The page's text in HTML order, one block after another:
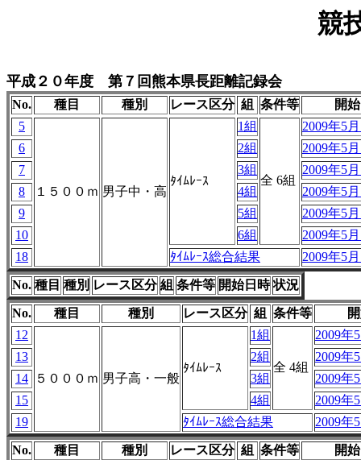
競
平成２０年度 第７回熊本県長距離記録会
No. 種目 種別 レース区分 組 条件等
開
5
１５００ｍ 男子中・高
ﾀｲﾑﾚｰｽ
1組
全 6組
2009年5
6
2組
2009年5
7
3組
2009年5
8
4組
2009年5
9
5組
2009年5
10
6組
2009年5
18
ﾀｲﾑﾚｰｽ総合結果 2009年5
No. 種目 種別 レース区分 組 条件等 開始日時 状況
No. 種目 種別 レース区分 組 条件等
12
５０００ｍ 男子高・一般
ﾀｲﾑﾚｰｽ
1組
全 4組
2009年
13
2組
2009年
14
3組
2009年
15
4組
2009年
19
ﾀｲﾑﾚｰｽ総合結果 2009年
No. 種目 種別 レース区分 組 条件等
開